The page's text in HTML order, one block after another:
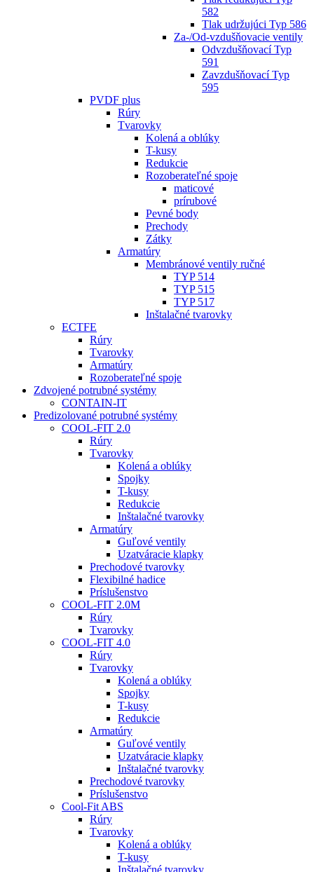
582
Tlak udržujúci Typ 586
Za-/Od-vzdušňovacie ventily
Odvzdušňovací Typ
591
Zavzdušňovací Typ
595
PVDF plus
Rúry
Tvarovky
Kolená a oblúky
T-kusy
Redukcie
Rozoberateľné spoje
maticové
prírubové
Pevné body
Prechody
Zátky
Armatúry
Membránové ventily ručné
TYP 514
TYP 515
TYP 517
Inštalačné tvarovky
ECTFE
Rúry
Tvarovky
Armatúry
Rozoberateľné spoje
Zdvojené potrubné systémy
CONTAIN-IT
Predizolované potrubné systémy
COOL-FIT 2.0
Rúry
Tvarovky
Kolená a oblúky
Spojky
T-kusy
Redukcie
Inštalačné tvarovky
Armatúry
Guľové ventily
Uzatváracie klapky
Prechodové tvarovky
Flexibilné hadice
Príslušenstvo
COOL-FIT 2.0M
Rúry
Tvarovky
COOL-FIT 4.0
Rúry
Tvarovky
Kolená a oblúky
Spojky
T-kusy
Redukcie
Armatúry
Guľové ventily
Uzatváracie klapky
Inštalačné tvarovky
Prechodové tvarovky
Príslušenstvo
Cool-Fit ABS
Rúry
Tvarovky
Kolená a oblúky
T-kusy
Inštalačné tvarovky